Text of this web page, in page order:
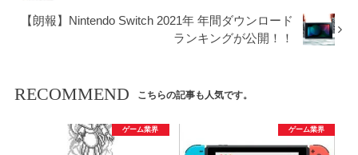
【朗報】Nintendo Switch 2021年 年間ダウンロード
ランキングが公開！！
RECOMMEND こちらの記事も人気です。
ゲーム業界 ゲーム業界